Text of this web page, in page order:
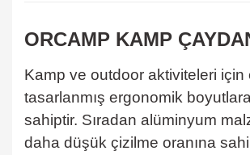
ORCAMP KAMP
Kamp ve outdoor aktiviteleri için
tasarlanmış ergonomik
sahiptir. Sıradan alüminyum
daha düşük çizilme oranına